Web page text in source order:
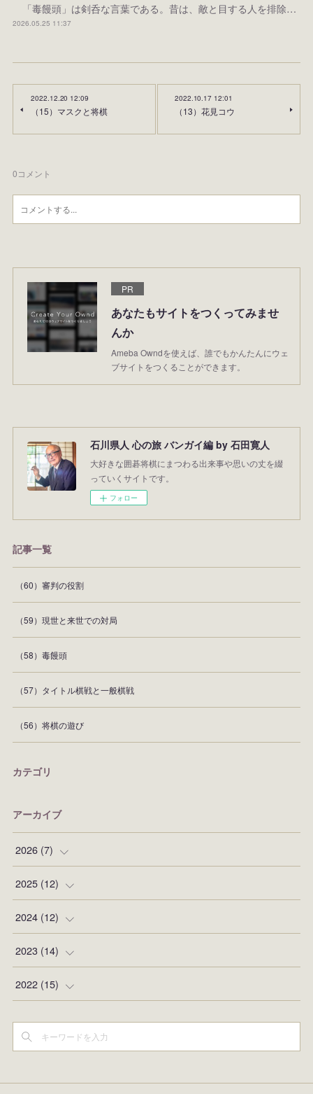
「毒饅頭」は剣呑な言葉である。昔は、敵と目する人を排除…
2026.05.25 11:37
2022.12.20 12:09
（15）マスクと将棋
2022.10.17 12:01
（13）花見コウ
0コメント
PR
あなたもサイトをつくってみませ
んか
Ameba Owndを使えば、誰でもかんたんにウェ
ブサイトをつくることができます。
石川県人 心の旅 バンガイ編 by 石田寛人
大好きな囲碁将棋にまつわる出来事や思いの丈を綴
っていくサイトです。
フォロー
記事一覧
（60）審判の役割
（59）現世と来世での対局
（58）毒饅頭
（57）タイトル棋戦と一般棋戦
（56）将棋の遊び
カテゴリ
アーカイブ
2026 (7)
(1)
(1)
( 1)
(1)
2025 (12)
(2)
(1)
(1)
2024 (12)
(1)
(1)
2023 (14)
(1)
(2)
(1)
2022 (15)
(1)
(1)